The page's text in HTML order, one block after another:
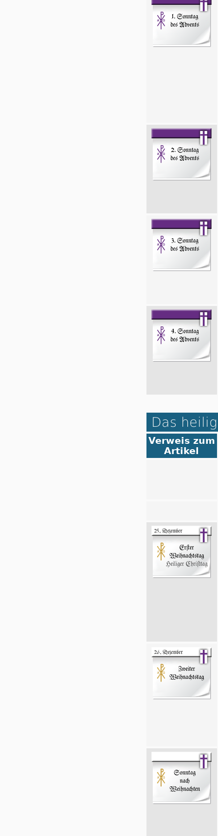
Das
Verweis zum
Artikel